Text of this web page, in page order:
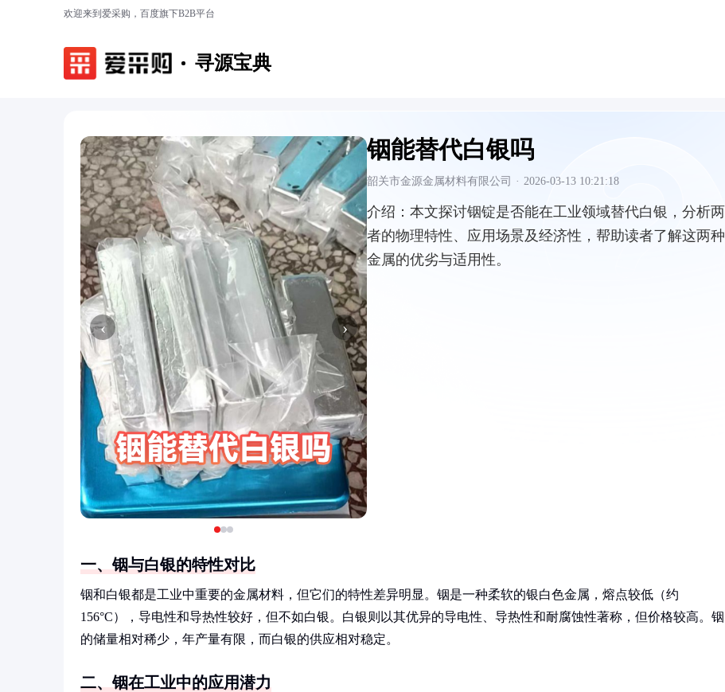
欢迎来到爱采购，百度旗下B2B平台
寻源宝典
‹ ›
铟能替代白银吗
韶关市金源金属材料有限公司 · 2026-03-13 10:21:18
介绍： 本文探讨铟锭是否能在工业领域替代白银，分析两
者的物理特性、应用场景及经济性，帮助读者了解这两种
金属的优劣与适用性。
一、铟与白银的特性对比
铟和白银都是工业中重要的金属材料，但它们的特性差异明显。铟是一种柔软的银白色金属，熔点较低（约
156°C），导电性和导热性较好，但不如白银。白银则以其优异的导电性、导热性和耐腐蚀性著称，但价格较高。铟
的储量相对稀少，年产量有限，而白银的供应相对稳定。
二、铟在工业中的应用潜力